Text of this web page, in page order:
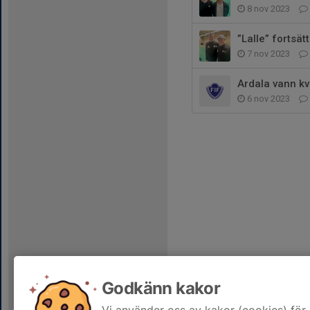
8 nov 2023
”Lalle”
7 nov 2023
Ardala vann
6 nov 2023
Godkänn kakor